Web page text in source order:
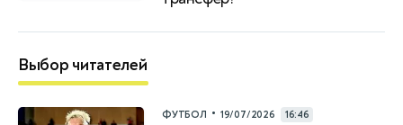
Выбор читателей
ФУТБОЛ • 19/07/2026 16:46